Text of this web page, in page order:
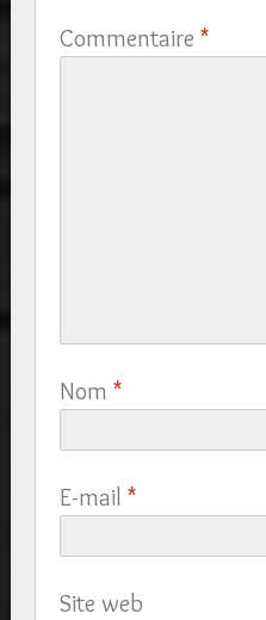
Commentaire *
Nom *
E-mail *
Site web